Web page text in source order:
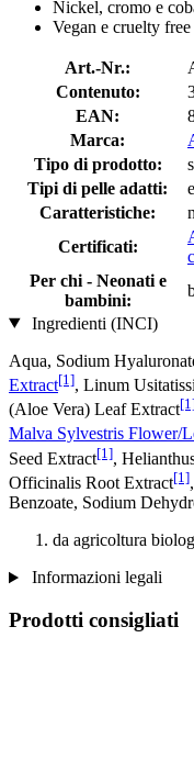
Nickel, cromo e
Vegan e cruelty free
Art.-Nr.:
Contenuto:
EAN:
Marca:
Tipo di prodotto:
Tipi di pelle adatti:
Caratteristiche:
Certificati:
Per chi - Neonati e
bambini:
Ingredienti (INCI)
Aqua, Sodium
Extract[1], Linum
(Aloe Vera) Leaf Extract
Malva Sylvestris Flower/
Seed Extract[1],
Officinalis Root Extract[1]
Benzoate, Sodium
da agricoltura
Informazioni legali
Prodotti consigliati